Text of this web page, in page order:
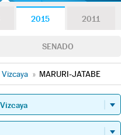
2015 2011
SENADO
Vizcaya » MARURI-JATABE